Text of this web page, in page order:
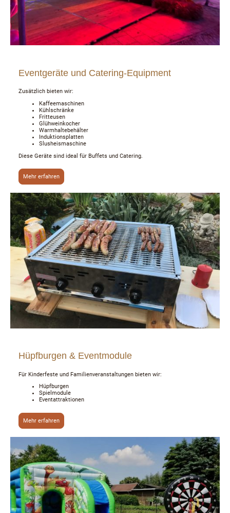
Eventgeräte und Catering-Equipment
Zusätzlich bieten wir:
Kaffeemaschinen
Kühlschränke
Fritteusen
Glühweinkocher
Warmhaltebehälter
Induktionsplatten
Slusheismaschine
Diese Geräte sind ideal für Buffets und Catering.
Mehr erfahren
Hüpfburgen & Eventmodule
Für Kinderfeste und Familienveranstaltungen bieten wir:
Hüpfburgen
Spielmodule
Eventattraktionen
Mehr erfahren